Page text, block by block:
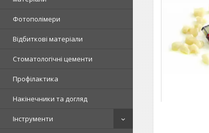
Фотополімери
Відбиткові матеріали
Стоматологічні цементи
Профілактика
Накінечники та догляд
Інструменти